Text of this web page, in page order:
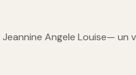
Angele Louise— un